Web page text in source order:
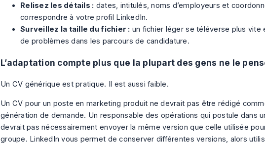
Relisez les détails : dates, intitulés, noms d’employeurs et
correspondre à votre profil LinkedIn.
Surveillez la taille du fichier : un fichier léger se téléverse plus vite
de problèmes dans les parcours de candidature.
L’adaptation compte plus que la plupart des gens ne le
Un CV générique est pratique. Il est aussi faible.
Un CV pour un poste en marketing produit ne devrait pas être rédigé
génération de demande. Un responsable des opérations qui postule dans
devrait pas nécessairement envoyer la même version que celle utilisée
groupe. LinkedIn vous permet de conserver différentes versions, alors